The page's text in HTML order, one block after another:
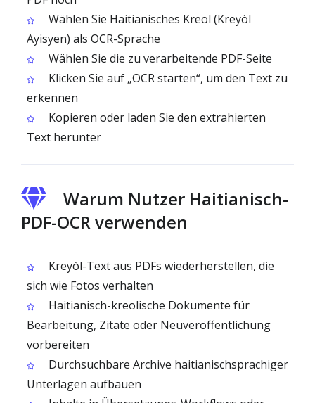
Wählen Sie Haitianisches Kreol (Kreyòl
Ayisyen) als OCR-Sprache
Wählen Sie die zu verarbeitende PDF-Seite
Klicken Sie auf „OCR starten“, um den Text zu
erkennen
Kopieren oder laden Sie den extrahierten
Text herunter
Warum Nutzer Haitianisch-
PDF-OCR verwenden
Kreyòl-Text aus PDFs wiederherstellen, die
sich wie Fotos verhalten
Haitianisch-kreolische Dokumente für
Bearbeitung, Zitate oder Neuveröffentlichung
vorbereiten
Durchsuchbare Archive haitianischsprachiger
Unterlagen aufbauen